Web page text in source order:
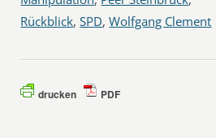
Rückblick,SPD,Wolfgang Clement
drucken PDF